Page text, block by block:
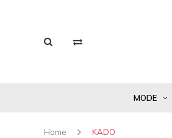
MODE
Home KADO